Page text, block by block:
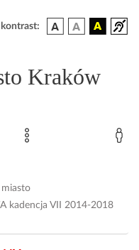
kontrast:
Kraków
miasto
kadencja VII 2014-2018